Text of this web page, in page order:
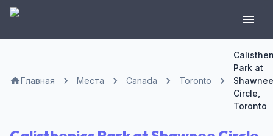
Главная Места Canada Toronto
Park at
Shawnee
Circle,
Toronto